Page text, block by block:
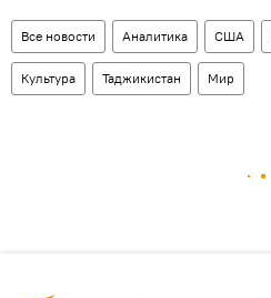
Все новости Аналитика США
Культура Таджикистан Мир